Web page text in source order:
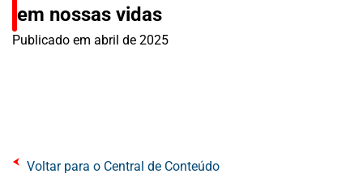
em nossas vidas
Publicado em abril de 2025
Voltar para o Central de Conteúdo